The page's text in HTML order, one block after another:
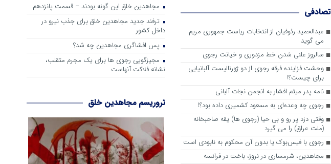
تصادفی
عبدالحمید رئوفیان از انتخابات ریاست جمهوری مریم
می گوید
سالروز علنی شدن خط مزدوری و خیانت رجوی
وحشت فزاینده فرقه رجوی از دو ژورنالیست آلبانیایی
برای چیست؟!
نامه پدر میثم افشار به انجمن نجات آلبانی
رجوی چه وعده‌ای به مسعود کشمیری داده بود؟!
وقتی دزد پر رو و بی حیا (رجوی ها) یقه صاحبخانه
(ملت عراق) را می گیرد
رجوی با فیس‌بوک یا بدون آن محکوم به نابودی است
مجاهدین، شرم‎ساری در نروژ، باخت در فرانسه
مجاهدین خلق این گونه بودند – قسمت پانزدهم
ترفند جدید مجاهدین خلق برای جذب نیرو در
داخل کشور
پس افشاگری مجاهدین چه شد؟
مجیزگویی رجوی ها برای یک مجرم متقلب،
نشانه فلاکت آنهاست
تروریسم مجاهدین خلق